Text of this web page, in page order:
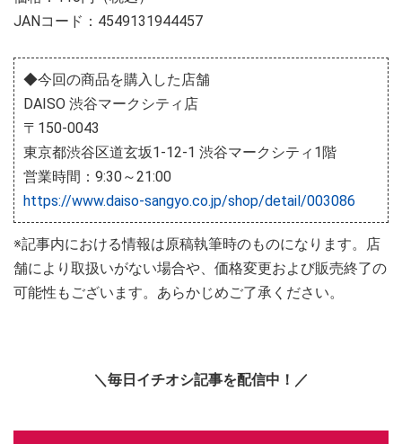
JANコード：4549131944457
◆今回の商品を購入した店舗
DAISO 渋谷マークシティ店
〒150-0043
東京都渋谷区道玄坂1-12-1 渋谷マークシティ1階
営業時間：9:30～21:00
https://www.daiso-sangyo.co.jp/shop/detail/003086
※記事内における情報は原稿執筆時のものになります。店
舗により取扱いがない場合や、価格変更および販売終了の
可能性もございます。あらかじめご了承ください。
＼毎日イチオシ記事を配信中！／